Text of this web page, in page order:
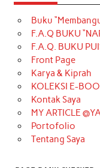
Buku
F.A.Q BUKU
F.A.Q. BUKU
Front Page
Karya & Kiprah
KOLEKSI E-
Kontak Saya
MY ARTICLE
Portofolio
Tentang Saya